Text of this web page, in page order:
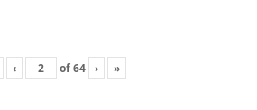
‹ of64 › »